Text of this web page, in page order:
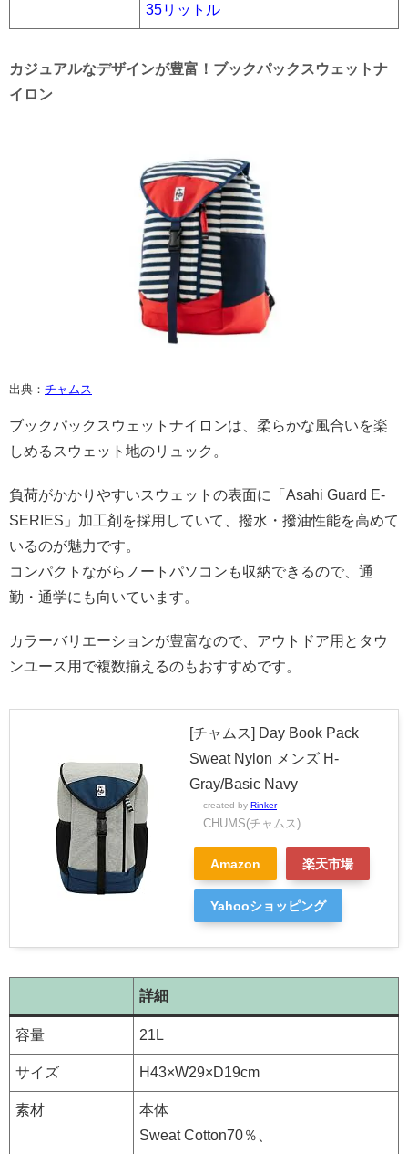
35リットル
カジュアルなデザインが豊富！ブックパックスウェットナ
イロン
出典： チャムス
ブックパックスウェットナイロンは、柔らかな風合いを楽
しめるスウェット地のリュック。
負荷がかかりやすいスウェットの表面に「Asahi Guard E-
SERIES」加工剤を採用していて、撥水・撥油性能を高めて
いるのが魅力です。
コンパクトながらノートパソコンも収納できるので、通
勤・通学にも向いています。
カラーバリエーションが豊富なので、アウトドア用とタウ
ンユース用で複数揃えるのもおすすめです。
[チャムス] Day Book Pack
Sweat Nylon メンズ H-
Gray/Basic Navy
created by Rinker
CHUMS(チャムス)
Amazon 楽天市場
Yahooショッピング
詳細
容量 21L
サイズ H43×W29×D19cm
素材
本体
Sweat Cotton70％、